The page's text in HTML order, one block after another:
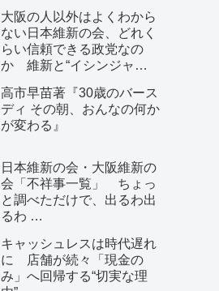
大阪の人以外はよくわから
ない日本維新の会、どれく
らい信頼できる政党なの
か 維新と“イシンジャ
る、大阪で起きていること
高市早苗著『30歳のバース
ディ その朝、おんなの何か
が変わる』
日本維新の会・大阪維新の
会「不祥事一覧」 ちょっ
と調べただけで、出るわ出
るわ …
キャッシュレスは時代遅れ
に 店舗が続々「現金の
み」へ回帰する“切実な理